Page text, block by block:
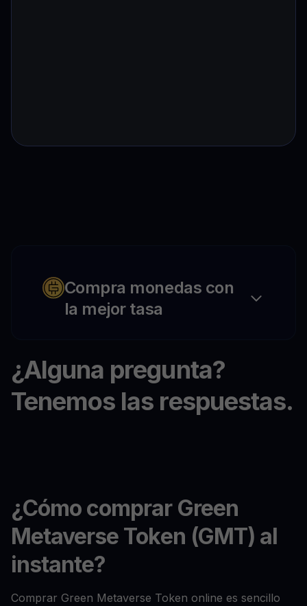
Compra monedas con
la mejor tasa
¿Alguna pregunta?
Tenemos las respuestas.
¿Cómo comprar Green
Metaverse Token (GMT) al
instante?
Comprar Green Metaverse Token online es sencillo